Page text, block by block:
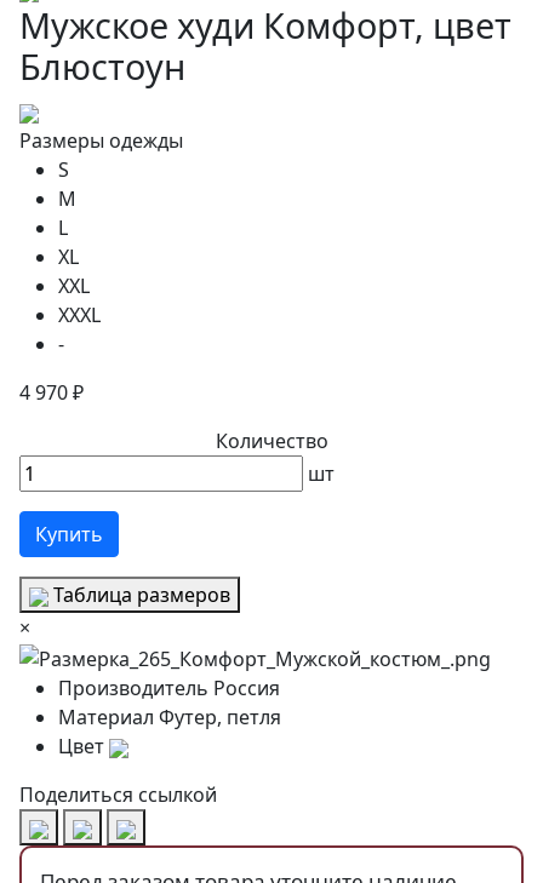
Мужское худи Комфорт, цвет
Блюстоун
Размеры одежды
S
M
L
XL
XXL
XXXL
-
4 970 ₽
Количество
шт
Купить
Таблица размеров
×
Производитель Россия
Материал Футер, петля
Цвет
Поделиться ссылкой